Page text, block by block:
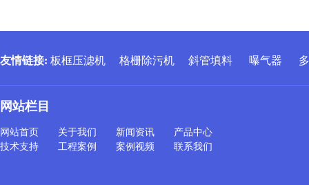
网站栏目
网站首页 关于我们 新闻资讯
产品中心
技术支持
工程案例 案例视频 联系我们
友情链接: 板框压滤机 格栅除污机 斜管填料 曝气器